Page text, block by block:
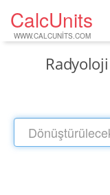
CalcUnits
WWW.CALCUNITS.COM